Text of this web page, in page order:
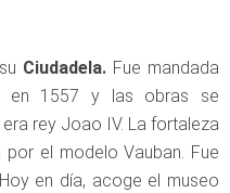
Ciudadela. Fue mandada
en 1557 y las obras se
rey Joao IV. La fortaleza
el modelo Vauban. Fue
en día, acoge el museo